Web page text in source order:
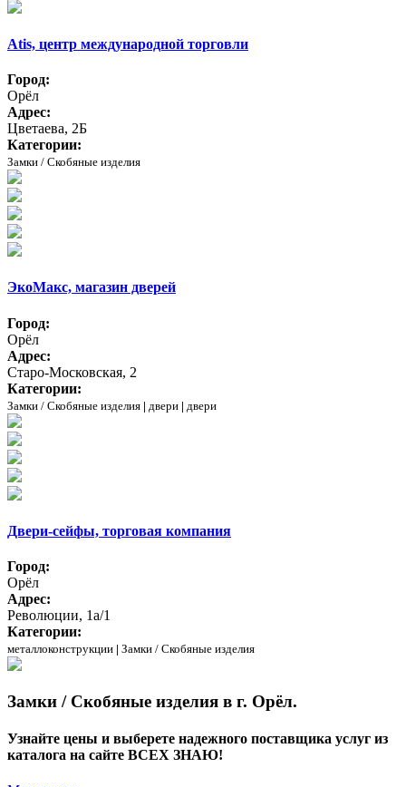
Atis, центр международной торговли
Город:
Орёл
Адрес:
Цветаева, 2Б
Категории:
Замки / Скобяные изделия
ЭкоМакс, магазин дверей
Город:
Орёл
Адрес:
Старо-Московская, 2
Категории:
Замки / Скобяные изделия | двери | двери
Двери-сейфы, торговая компания
Город:
Орёл
Адрес:
Революции, 1а/1
Категории:
металлоконструкции | Замки / Скобяные изделия
Замки / Скобяные изделия в г. Орёл.
Узнайте цены и выберете надежного поставщика услуг из
каталога на сайте ВСЕХ ЗНАЮ!